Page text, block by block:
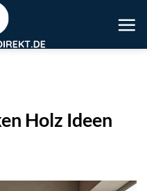
Holz Ideen